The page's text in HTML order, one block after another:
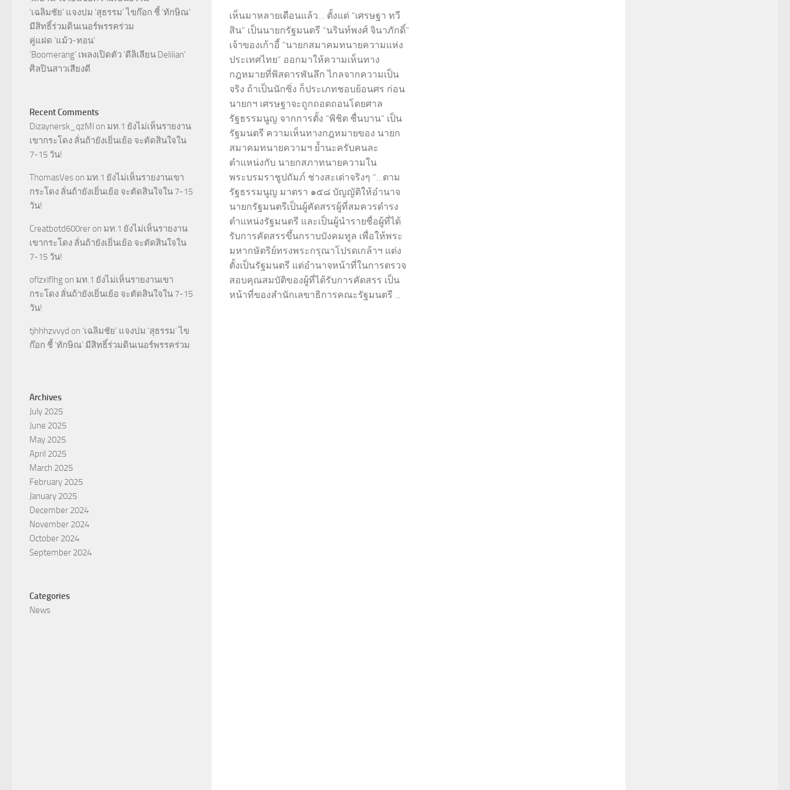
เห็นมาหลายเดือนแล้ว… ตั้งแต่ “เศรษฐา ทวี
สิน” เป็นนายกรัฐมนตรี “นรินท์พงศ์ จินาภักดิ์”
เจ้าของเก้าอี้ “นายกสมาคมทนายความแห่ง
ประเทศไทย” ออกมาให้ความเห็นทาง
กฎหมายที่พิสดารพันลึก ไกลจากความเป็น
จริง ถ้าเป็นนักซิ่ง ก็ประเภทชอบย้อนศร ก่อน
นายกฯ เศรษฐาจะถูกถอดถอนโดยศาล
รัฐธรรมนูญ จากการตั้ง “พิชิต ชื่นบาน” เป็น
รัฐมนตรี ความเห็นทางกฎหมายของ นายก
สมาคมทนายความฯ ย้ำนะครับคนละ
ตำแหน่งกับ นายกสภาทนายความใน
พระบรมราชูปถัมภ์ ช่างสะเด่าจริงๆ “…ตาม
รัฐธรรมนูญ มาตรา ๑๕๘ บัญญัติให้อำนาจ
นายกรัฐมนตรีเป็นผู้คัดสรรผู้ที่สมควรดำรง
ตำแหน่งรัฐมนตรี และเป็นผู้นำรายชื่อผู้ที่ได้
รับการคัดสรรขึ้นกราบบังคมทูล เพื่อให้พระ
มหากษัตริย์ทรงพระกรุณาโปรดเกล้าฯ แต่ง
ตั้งเป็นรัฐมนตรี แต่อำนาจหน้าที่ในการตรวจ
สอบคุณสมบัติของผู้ที่ได้รับการคัดสรร เป็น
หน้าที่ของสำนักเลขาธิการคณะรัฐมนตรี ...
‘เฉลิมชัย’ แจงปม ‘สุธรรม’ ไขก๊อก ชี้ ‘ทักษิณ’
มีสิทธิ์ร่วมดินเนอร์พรรคร่วม
คู่แฝด ‘แม้ว-ทอน’
‘Boomerang’ เพลงเปิดตัว ‘ดีลิเลียน Delilian’
ศิลปินสาวเสียงดี
Recent Comments
Dizaynersk_qzMl on มท.1 ยังไม่เห็นรายงาน
เขากระโดง ลั่นถ้ายังเยิ่นเย้อ จะตัดสินใจใน
7-15 วัน!
ThomasVes on มท.1 ยังไม่เห็นรายงานเขา
กระโดง ลั่นถ้ายังเยิ่นเย้อ จะตัดสินใจใน 7-15
วัน!
Creatbotd600rer on มท.1 ยังไม่เห็นรายงาน
เขากระโดง ลั่นถ้ายังเยิ่นเย้อ จะตัดสินใจใน
7-15 วัน!
oflzxlflhg on มท.1 ยังไม่เห็นรายงานเขา
กระโดง ลั่นถ้ายังเยิ่นเย้อ จะตัดสินใจใน 7-15
วัน!
tjhhhzvvyd on ‘เฉลิมชัย’ แจงปม ‘สุธรรม’ ไข
ก๊อก ชี้ ‘ทักษิณ’ มีสิทธิ์ร่วมดินเนอร์พรรคร่วม
Archives
July 2025
June 2025
May 2025
April 2025
March 2025
February 2025
January 2025
December 2024
November 2024
October 2024
September 2024
Categories
News